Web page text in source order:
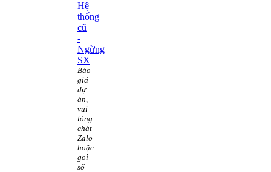
Hệ
thống
cũ
-
Ngừng
SX
Báo
giá
dự
án,
vui
lòng
chát
Zalo
hoặc
gọi
số